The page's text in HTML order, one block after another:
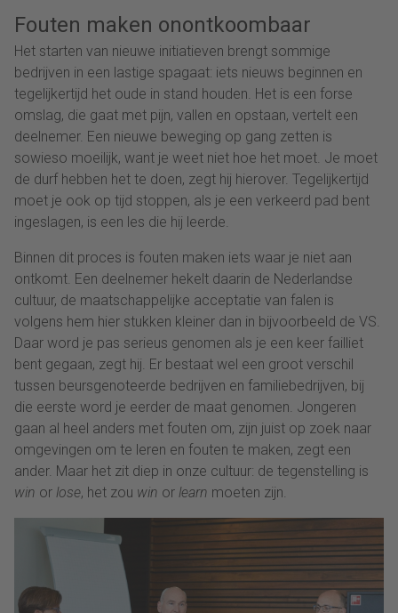
Fouten maken onontkoombaar
Het starten van nieuwe initiatieven brengt sommige
bedrijven in een lastige spagaat: iets nieuws beginnen en
tegelijkertijd het oude in stand houden. Het is een forse
omslag, die gaat met pijn, vallen en opstaan, vertelt een
deelnemer. Een nieuwe beweging op gang zetten is
sowieso moeilijk, want je weet niet hoe het moet. Je moet
de durf hebben het te doen, zegt hij hierover. Tegelijkertijd
moet je ook op tijd stoppen, als je een verkeerd pad bent
ingeslagen, is een les die hij leerde.
Binnen dit proces is fouten maken iets waar je niet aan
ontkomt. Een deelnemer hekelt daarin de Nederlandse
cultuur, de maatschappelijke acceptatie van falen is
volgens hem hier stukken kleiner dan in bijvoorbeeld de VS.
Daar word je pas serieus genomen als je een keer failliet
bent gegaan, zegt hij. Er bestaat wel een groot verschil
tussen beursgenoteerde bedrijven en familiebedrijven, bij
die eerste word je eerder de maat genomen. Jongeren
gaan al heel anders met fouten om, zijn juist op zoek naar
omgevingen om te leren en fouten te maken, zegt een
ander. Maar het zit diep in onze cultuur: de tegenstelling is
win or lose, het zou win or learn moeten zijn.